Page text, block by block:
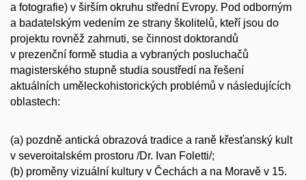
a fotografie) v širším okruhu střední Evropy. Pod odborným
a badatelským vedením ze strany školitelů, kteří jsou do
projektu rovněž zahrnuti, se činnost doktorandů
v prezenční formě studia a vybraných posluchačů
magisterského stupně studia soustředí na řešení
aktuálních uměleckohistorických problémů v následujících
oblastech:
(a) pozdně antická obrazová tradice a raně křesťanský kult
v severoitalském prostoru /Dr. Ivan Foletti/;
(b) proměny vizuální kultury v Čechách a na Moravě v 15.